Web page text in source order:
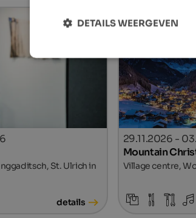
St. Ulrich in
details
29.11.2026 -
Mountain
Village centre,
DETAILS WEERGEVEN